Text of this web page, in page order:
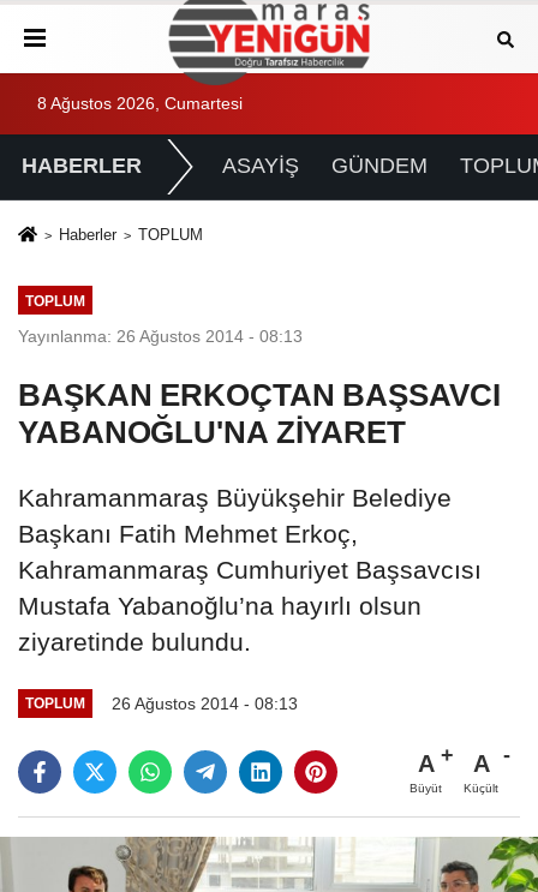
8 Ağustos 2026, Cumartesi
HABERLER ASAYİŞ GÜNDEM
Haberler TOPLUM
TOPLUM
Yayınlanma: 26 Ağustos 2014 - 08:13
BAŞKAN ERKOÇTAN BAŞSAVCI
YABANOĞLU'NA ZİYARET
Kahramanmaraş Büyükşehir Belediye
Başkanı Fatih Mehmet Erkoç,
Kahramanmaraş Cumhuriyet Başsavcısı
Mustafa Yabanoğlu’na hayırlı olsun
ziyaretinde bulundu.
TOPLUM 26 Ağustos 2014 - 08:13
A
Büyüt
A
Küçült